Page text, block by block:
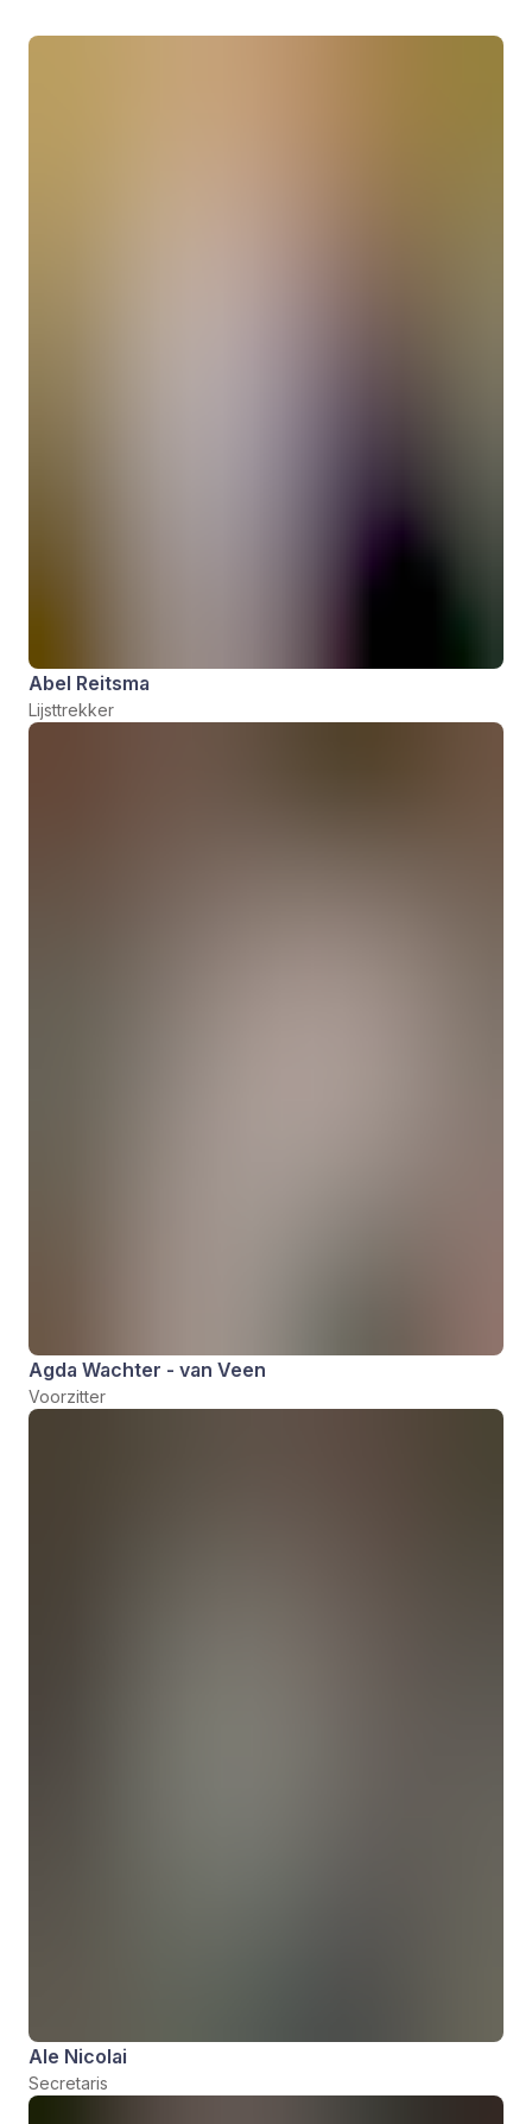
Abel Reitsma
Lijsttrekker
Agda Wachter - van Veen
Voorzitter
Ale Nicolai
Secretaris